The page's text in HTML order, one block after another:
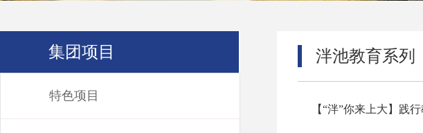
集团项目
特色项目
泮池教育系列